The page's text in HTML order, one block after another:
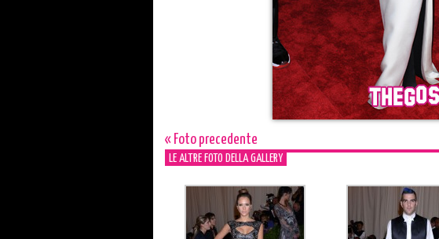
« Foto precedente
LE ALTRE FOTO DELLA GALLERY